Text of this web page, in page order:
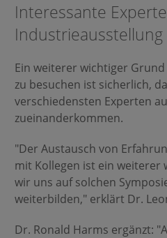
Interessante
Industrieausstellung
Ein weiterer wichtiger
zu besuchen ist sicherlich,
verschiedensten Experten
zueinanderkommen.
"Der Austausch von
mit Kollegen ist ein weiterer
wir uns auf solchen
weiterbilden," erklärt Dr.
Dr. Ronald Harms ergänzt: